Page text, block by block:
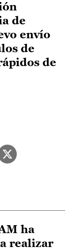
de
envío
de
de
ha
realizar